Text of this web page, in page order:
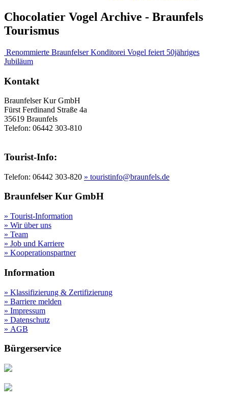
Chocolatier Vogel Archive - Braunfels
Tourismus
Renommierte Braunfelser Konditorei Vogel feiert 50jähriges
Jubiläum
Kontakt
Braunfelser Kur GmbH
Fürst Ferdinand Straße 4a
35619 Braunfels
Telefon: 06442 303-810
Tourist-Info:
Telefon: 06442 303-820 » touristinfo@braunfels.de
Braunfelser Kur GmbH
» Tourist-Information
» Wir über uns
» Team
» Job und Karriere
» Kooperationspartner
Information
» Klassifizierung & Zertifizierung
» Barriere melden
» Impressum
» Datenschutz
» AGB
Bürgerservice